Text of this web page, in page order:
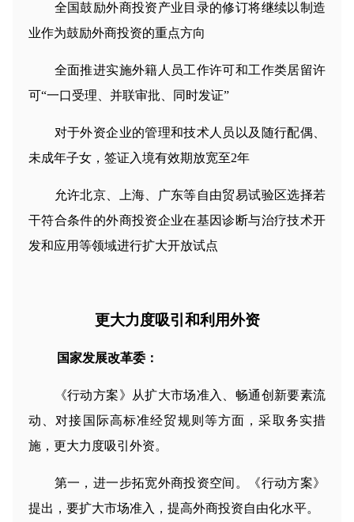
全国鼓励外商投资产业目录的修订将继续以制造
业作为鼓励外商投资的重点方向
全面推进实施外籍人员工作许可和工作类居留许
可“一口受理、并联审批、同时发证”
对于外资企业的管理和技术人员以及随行配偶、
未成年子女，签证入境有效期放宽至2年
允许北京、上海、广东等自由贸易试验区选择若
干符合条件的外商投资企业在基因诊断与治疗技术开
发和应用等领域进行扩大开放试点
更大力度吸引和利用外资
国家发展改革委：
《行动方案》从扩大市场准入、畅通创新要素流
动、对接国际高标准经贸规则等方面，采取务实措
施，更大力度吸引外资。
第一，进一步拓宽外商投资空间。《行动方案》
提出，要扩大市场准入，提高外商投资自由化水平。